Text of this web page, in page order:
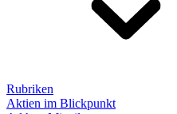
Rubriken
Aktien im Blickpunkt